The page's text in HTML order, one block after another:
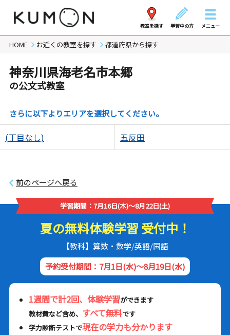
教室を探す 学習中の方 メニュー
HOME お近くの教室を探す 都道府県から探す
神奈川県海老名市本郷
の公文式教室
さらに以下よりエリアを選択してください。
(丁目なし) 五反田
前のページへ戻る
学習期間：7月16日(木)～8月22日(土)
夏の無料体験学習 受付中！
【教科】算数・数学/英語/国語
予約受付期間：7月1日(水)～8月19日(水)
1週間で計2回、体験学習ができます
教材費など含め、 すべて無料です
学力診断テストで現在の学力も分かります